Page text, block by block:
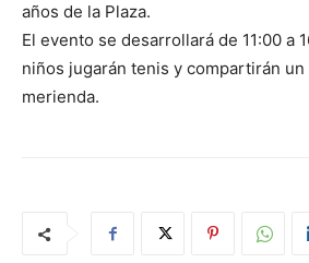
años de la Plaza.
El evento se desarrollará de 11:00 a
niños jugarán tenis y compartirán
merienda.